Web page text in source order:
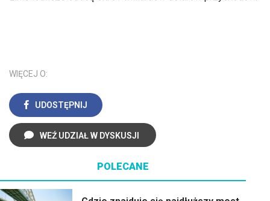
WIĘCEJ O:
UDOSTĘPNIJ
WEŹ UDZIAŁ W DYSKUSJI
POLECANE